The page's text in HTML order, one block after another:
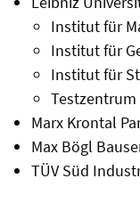
Institut für
Institut für
Institut für
Marx Krontal
Max Bögl
TÜV Süd